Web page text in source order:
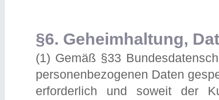
§6. Geheimhaltung,
(1) Gemäß §33
personenbezogenen Daten
erforderlich und soweit der